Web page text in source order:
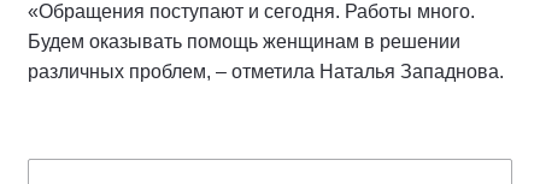
«Обращения поступают и сегодня. Работы много.
Будем оказывать помощь женщинам в решении
различных проблем, – отметила Наталья Западнова.